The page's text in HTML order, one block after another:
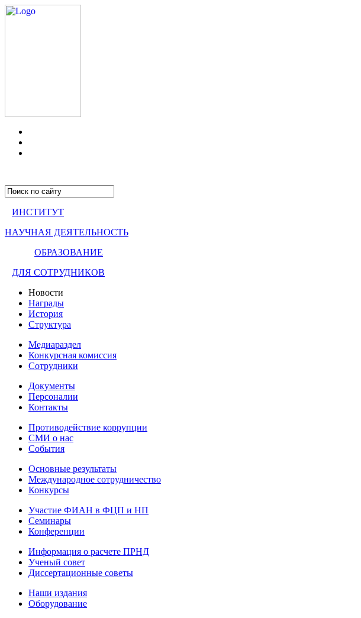
ИНСТИТУТ
НАУЧНАЯ ДЕЯТЕЛЬНОСТЬ
ОБРАЗОВАНИЕ
ДЛЯ СОТРУДНИКОВ
Новости
Награды
История
Структура
Медиараздел
Конкурсная комиссия
Сотрудники
Документы
Персоналии
Контакты
Противодействие коррупции
СМИ о нас
События
Основные результаты
Международное сотрудничество
Конкурсы
Участие ФИАН в ФЦП и НП
Семинары
Конференции
Информация о расчете ПРНД
Ученый совет
Диссертационные советы
Наши издания
Оборудование